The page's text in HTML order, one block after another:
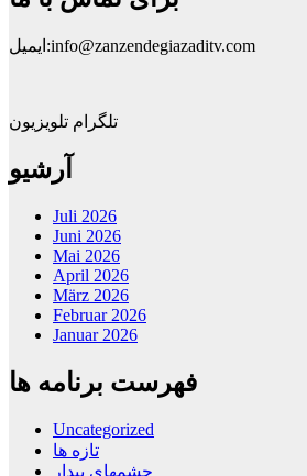
ایمیل:info@zanzendegiazaditv.com
تلگرام تلویزیون
آرشیو
Juli 2026
Juni 2026
Mai 2026
April 2026
März 2026
Februar 2026
Januar 2026
فهرست برنامه ها
Uncategorized
تازه ها
چشمهای بیدار